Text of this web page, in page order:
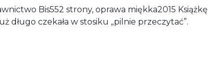
Bis552 strony, oprawa miękka2015 Książkę
długo czekała w stosiku „pilnie przeczytać”.